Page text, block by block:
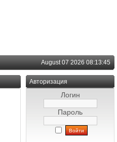
August 07 2026 08:13:45
Авторизация
Логин
Пароль